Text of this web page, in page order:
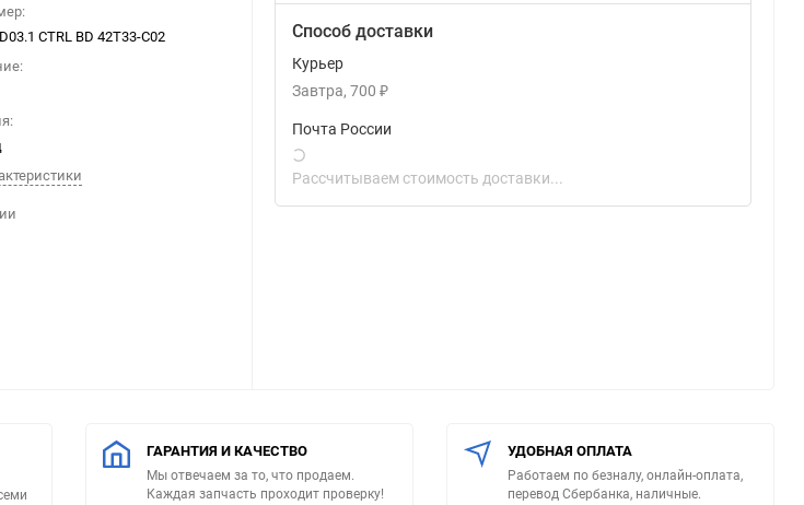
CTRL BD 42T33-C02
Способ доставки
Курьер
Завтра 700 ₽
Почта России
Рассчитываем стоимость доставки...
ГАРАНТИЯ И КАЧЕСТВО
Мы отвечаем за то, что продаем.
Каждая запчасть проходит проверку!
УДОБНАЯ ОПЛАТА
Работаем по безналу, онлайн-оплата,
перевод Сбербанка, наличные.